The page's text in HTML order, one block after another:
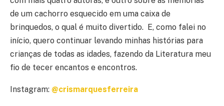
de um cachorro esquecido em uma caixa de
brinquedos, o qual é muito divertido. E, como falei no
início, quero continuar levando minhas histórias para
crianças de todas as idades, fazendo da Literatura meu
fio de tecer encantos e encontros.
Instagram: @crismarquesferreira